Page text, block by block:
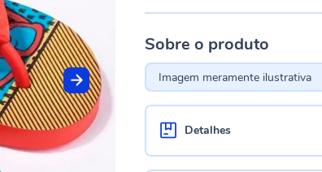
Sobre o produto
Imagem meramente ilustrativa
Detalhes